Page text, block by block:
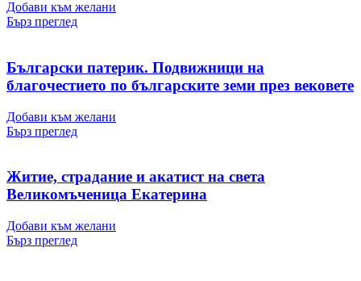
Добави към желани
Бърз преглед
Български патерик. Подвижници на
благочестието по българските земи през вековете
Добави към желани
Бърз преглед
Житие, страдание и акатист на света
Великомъченица Екатерина
Добави към желани
Бърз преглед